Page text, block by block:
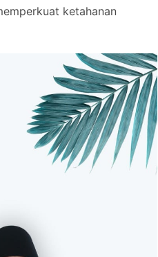
ketahanan